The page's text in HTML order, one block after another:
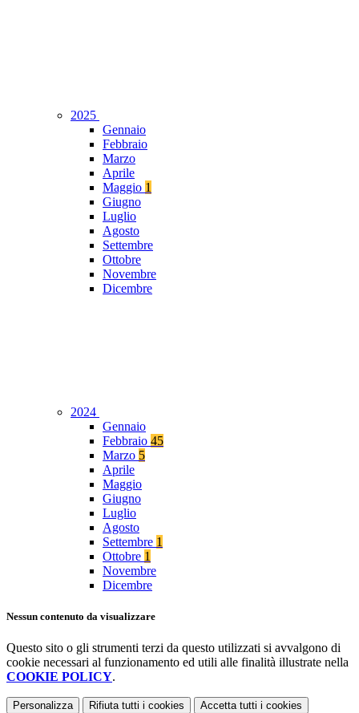
2025
Gennaio
Febbraio
Marzo
Aprile
Maggio 1
Giugno
Luglio
Agosto
Settembre
Ottobre
Novembre
Dicembre
2024
Gennaio
Febbraio 45
Marzo 5
Aprile
Maggio
Giugno
Luglio
Agosto
Settembre 1
Ottobre 1
Novembre
Dicembre
Nessun contenuto da visualizzare
Questo sito o gli strumenti terzi da questo utilizzati si avvalgono di
cookie necessari al funzionamento ed utili alle finalità illustrate nella
COOKIE POLICY.
Personalizza Rifiuta tutti i cookies Accetta tutti i cookies